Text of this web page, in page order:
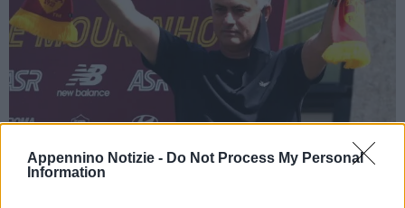
Appennino Notizie - Do Not Process My Personal
Information
ROMA (ITALPRESS) – “Abbiamo bisogno di giocare per entrare